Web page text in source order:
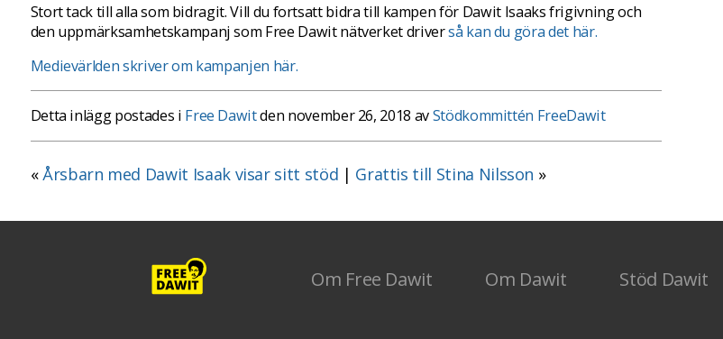
Stort tack till alla som bidragit. Vill du fortsatt bidra till kampen för Dawit Isaaks frigivning och
den uppmärksamhetskampanj som Free Dawit nätverket driverså kan du göra det här.
Medievärlden skriver om kampanjen här.
Detta inlägg postades i Free Dawitden november 26, 2018 avStödkommittén FreeDawit
« Årsbarn med Dawit Isaak visar sitt stöd | Grattis till Stina Nilsson »
Om Free Dawit Om Dawit Stöd Dawit